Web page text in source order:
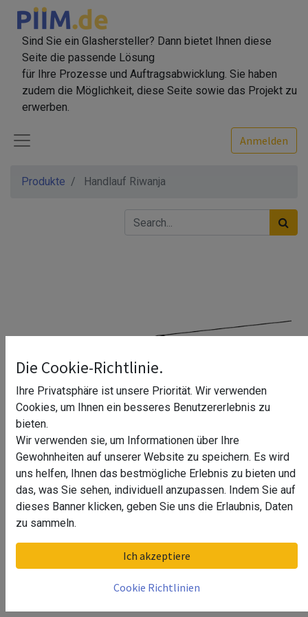
Sind Sie ein Glashersteller? Dann bietet Ihnen diese
Seite die passende Lösung
für Ihre Prozesse und Auftragsabwicklung. Sie haben
zudem die Möglichkeit, diese Seite sowie das Projekt zu
erwerben.
Anmelden
Produkte Handlauf Riwanja
Handlauf Riwanja
Oberfläche
Die Cookie-Richtlinie.
Ihre Privatsphäre ist unsere Priorität. Wir verwenden
Cookies, um Ihnen ein besseres Benutzererlebnis zu
bieten.
Wir verwenden sie, um Informationen über Ihre
Gewohnheiten auf unserer Website zu speichern. Es wird
uns helfen, Ihnen das bestmögliche Erlebnis zu bieten und
das, was Sie sehen, individuell anzupassen. Indem Sie auf
dieses Banner klicken, geben Sie uns die Erlaubnis, Daten
zu sammeln.
Ich akzeptiere
Cookie Richtlinien